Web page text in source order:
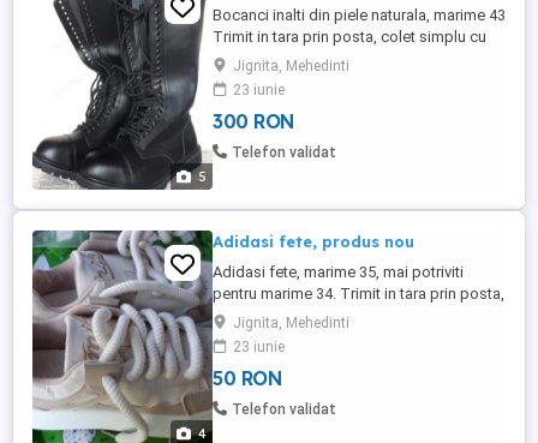
5
Bocanci inalti din piele naturala, marime 43
Trimit in tara prin posta, colet simplu cu
plata in avans in cont. Nu trimit ramburs.
Transport gratuit.
Jignita, Mehedinti
23 iunie
300 RON
Telefon validat
4
Adidasi fete, produs nou
Adidasi fete, marime 35, mai potriviti
pentru marime 34. Trimit in tara prin posta,
colet simplu cu plata in avans in cont. Nu
trimit ramburs. Transport 15lei.
Jignita, Mehedinti
23 iunie
50 RON
Telefon validat